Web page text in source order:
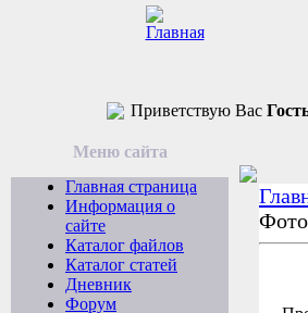
Приветствую Вас
Меню сайта
Главная страница
Информация о
сайте
Каталог файлов
Каталог статей
Дневник
Форум